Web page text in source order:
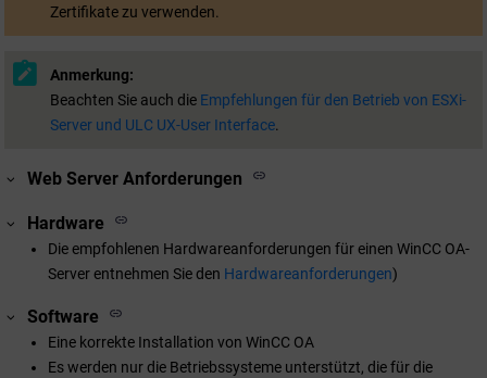
Zertifikate zu verwenden.
Anmerkung:
Beachten Sie auch die Empfehlungen für den Betrieb von ESXi-
Server und ULC UX-User Interface.
Web Server Anforderungen
Hardware
Die empfohlenen Hardwareanforderungen für einen WinCC OA-
Server entnehmen Sie den Hardwareanforderungen)
Software
Eine korrekte Installation von WinCC OA
Es werden nur die Betriebssysteme unterstützt, die für die